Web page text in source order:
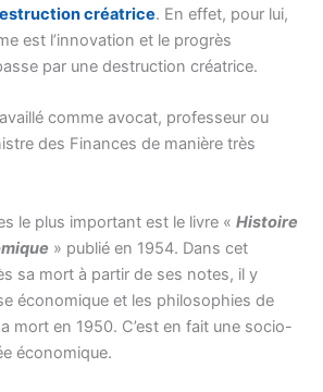
créatrice. En effet, pour lui,
est l’innovation et le progrès
par une destruction créatrice.
comme avocat, professeur ou
des Finances de manière très
le plus important est le livre «Histoire
» publié en 1954. Dans cet
sa mort à partir de ses notes, il y
économique et les philosophies de
mort en 1950. C’est en fait une socio-
économique.